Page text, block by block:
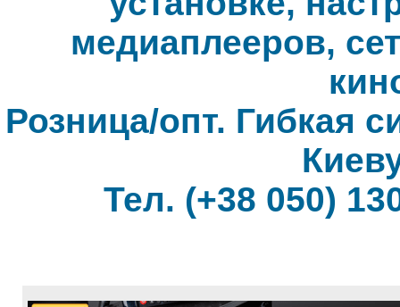
медиаплееров,
Розница/опт. Гибкая
Тел. (+38 050)